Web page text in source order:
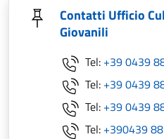
Contatti Ufficio
Giovanili
Tel: +39 0439
Tel: +39 0439
Tel: +39 0439
Tel: +390439